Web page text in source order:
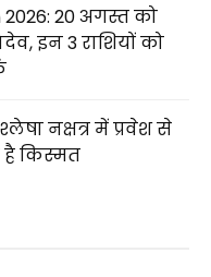
2026: 20 अगस्त को
इन 3 राशियों को
नक्षत्र में प्रवेश से
है किस्मत